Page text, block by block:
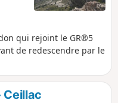
qui rejoint le GR®5
de redescendre par le
Ceillac